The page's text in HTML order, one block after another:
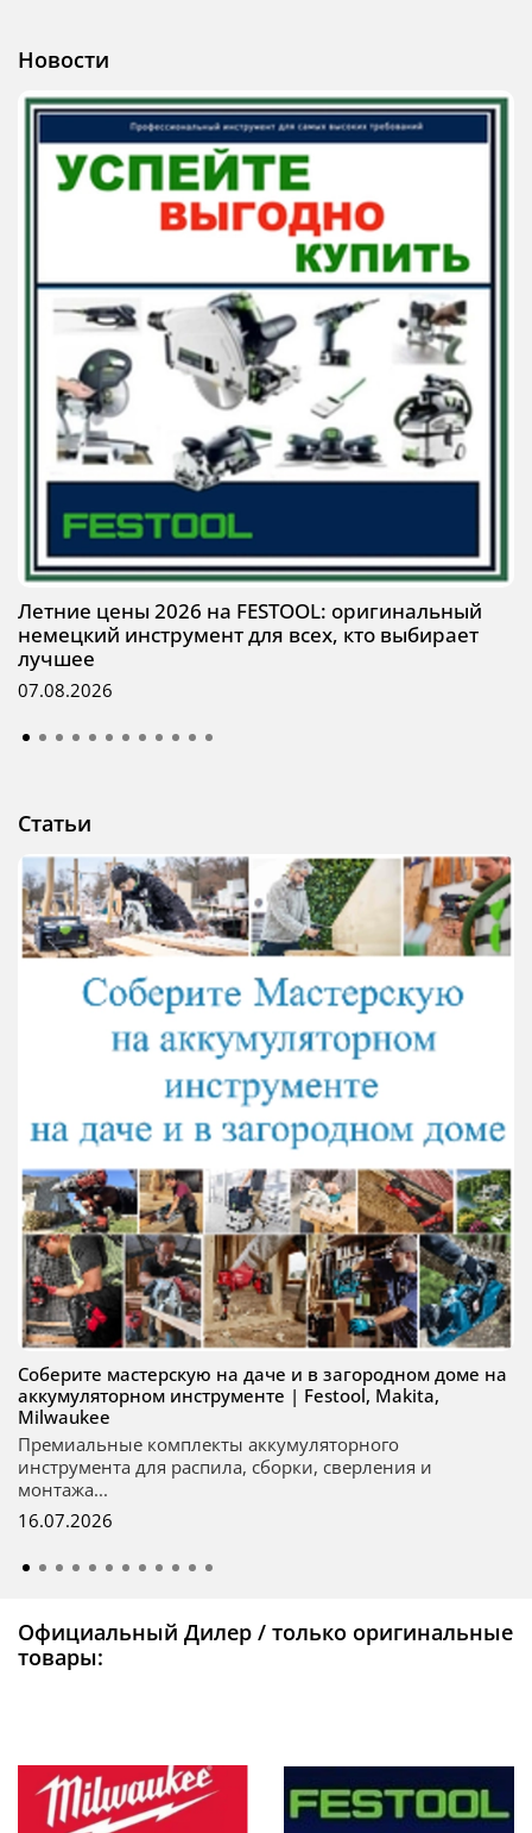
Новости
Летние цены 2026 на FESTOOL: оригинальный
немецкий инструмент для всех, кто выбирает
лучшее
07.08.2026
Статьи
Соберите мастерскую на даче и в загородном доме на
аккумуляторном инструменте | Festool, Makita,
Milwaukee
Премиальные комплекты аккумуляторного
инструмента для распила, сборки, сверления и
монтажа...
16.07.2026
Официальный Дилер / только оригинальные
товары: